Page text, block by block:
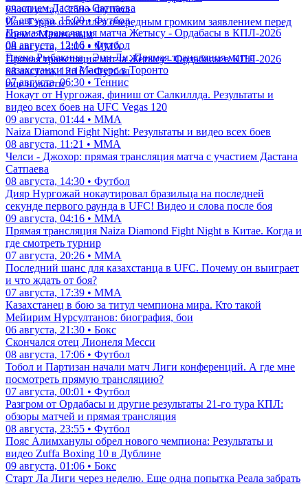
08 августа, 13:59 • Футбол
Иан Гэрри отметился очередным громким заявлением перед
боем с Махачевым
08 августа, 13:09 • ММА
Прямая трансляция матча Жетысу - Ордабасы в КПЛ-2026
08 августа, 12:16 • Футбол
еще новости
участием Дастана Сатпаева
07 августа, 15:00 • Футбол
Прямая трансляция матча Жетысу - Ордабасы в КПЛ-2026
08 августа, 12:16 • Футбол
Елена Рыбакина - Энн Ли. Прямая трансляция матча
казахстанки на Мастерс в Торонто
07 августа, 06:30 • Теннис
Нокаут от Нургожая, финиш от Салкиллда. Результаты и
видео всех боев на UFC Vegas 120
09 августа, 01:44 • ММА
Naiza Diamond Fight Night: Результаты и видео всех боев
08 августа, 11:21 • ММА
Челси - Джохор: прямая трансляция матча с участием Дастана
Сатпаева
08 августа, 14:30 • Футбол
Дияр Нургожай нокаутировал бразильца на последней
секунде первого раунда в UFC! Видео и слова после боя
09 августа, 04:16 • ММА
Прямая трансляция Naiza Diamond Fight Night в Китае. Когда и
где смотреть турнир
07 августа, 20:26 • ММА
Последний шанс для казахстанца в UFC. Почему он выиграет
и что ждать от боя?
07 августа, 17:39 • ММА
Казахстанец в бою за титул чемпиона мира. Кто такой
Мейирим Нурсултанов: биография, бои
06 августа, 21:30 • Бокс
Скончался отец Лионеля Месси
08 августа, 17:06 • Футбол
Тобол и Партизан начали матч Лиги конференций. А где мне
посмотреть прямую трансляцию?
07 августа, 00:01 • Футбол
Разгром от Ордабасы и другие результаты 21-го тура КПЛ:
обзоры матчей и прямая трансляция
08 августа, 23:55 • Футбол
Пояс Алимханулы обрел нового чемпиона: Результаты и
видео Zuffa Boxing 10 в Дублине
09 августа, 01:06 • Бокс
Старт Ла Лиги через неделю. Еще одна попытка Реала забрать